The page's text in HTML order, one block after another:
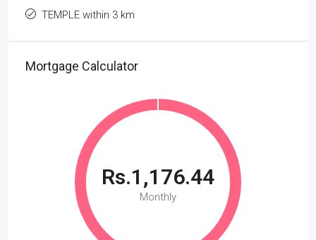
TEMPLE within 3 km
Mortgage Calculator
Rs.1,176.44
Monthly